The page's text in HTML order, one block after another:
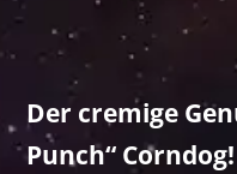
Der cremige
Punch“ Corndog!